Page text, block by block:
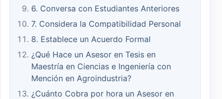
6. Conversa con Estudiantes Anteriores
7. Considera la Compatibilidad Personal
8. Establece un Acuerdo Formal
¿Qué Hace un Asesor en Tesis en
Maestría en Ciencias e Ingeniería con
Mención en Agroindustria?
¿Cuánto Cobra por hora un Asesor en